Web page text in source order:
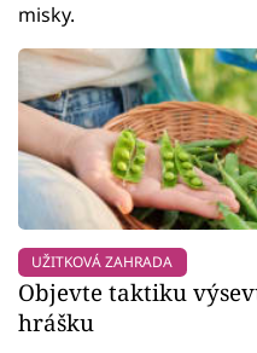
misky.
UŽITKOVÁ ZAHRADA
Objevte taktiku
hrášku